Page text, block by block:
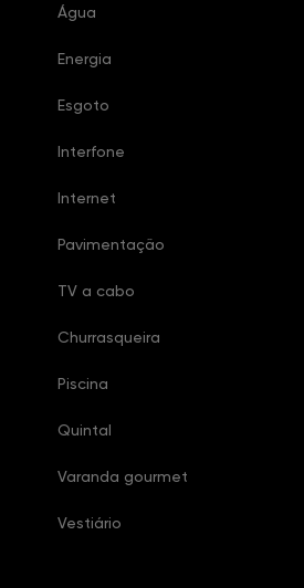
Água
Energia
Esgoto
Interfone
Internet
Pavimentação
TV a cabo
Churrasqueira
Piscina
Quintal
Varanda gourmet
Vestiário